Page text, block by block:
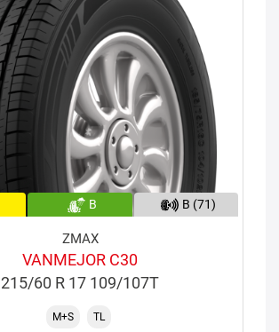
B B (71)
ZMAX
VANMEJOR C30
215/60 R 17 109/107T
M+S TL